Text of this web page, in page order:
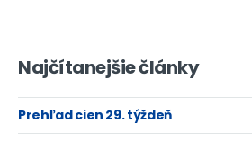
Najčítanejšie články
Prehľad cien 29. týždeň